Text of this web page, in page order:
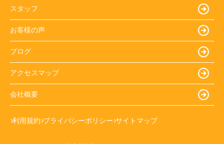
スタッフ
お客様の声
ブログ
アクセスマップ
会社概要
利用規約 プライバシーポリシー サイトマップ